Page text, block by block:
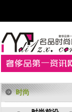
时尚